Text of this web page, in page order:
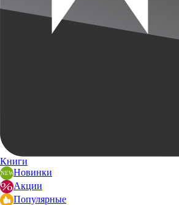
Книги
Новинки
Акции
Популярные